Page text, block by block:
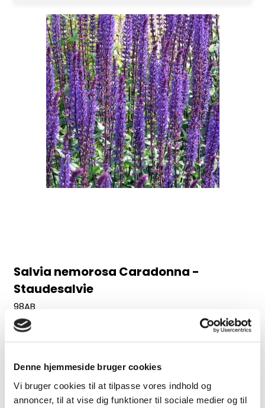
Denne hjemmeside bruger cookies
Vi bruger cookies til at tilpasse vores indhold og
annoncer, til at vise dig funktioner til sociale medier og til
Salvia nemorosa Caradonna -
Staudesalvie
98AB
Juni-august, 60 cm
30,00 DKK
(inkl. moms)
VIS PRODUKT